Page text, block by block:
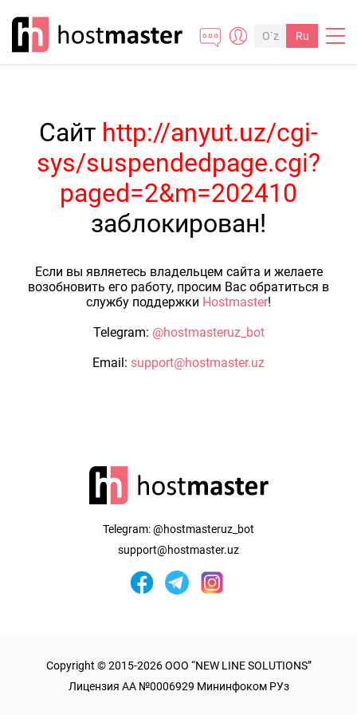
O`z Ru
Сайт http://anyut.uz/cgi-
sys/suspendedpage.cgi?
paged=2&m=202410
заблокирован!
Если вы являетесь владельцем сайта и желаете
возобновить его работу, просим Вас обратиться в
службу поддержки Hostmaster!
Telegram: @hostmasteruz_bot
Email: support@hostmaster.uz
Telegram:@hostmasteruz_bot
support@hostmaster.uz
Copyright © 2015-2026 OOO “NEW LINE SOLUTIONS”
Лицензия AA №0006929 Мининфоком РУз